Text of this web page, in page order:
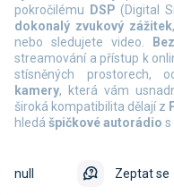
pokročilému
DSP (Digital
dokonalý zvukový zážitek
nebo sledujete video.
streamování a přístup k
stísněných prostorech,
kamery, která vám
široká kompatibilita dělají z
hledá špičkové autorádio s
Zeptat se
null